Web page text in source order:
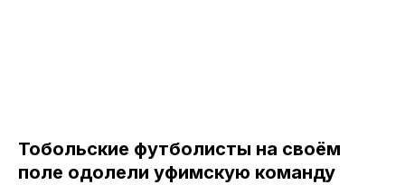
Тобольские футболисты на своём
поле одолели уфимскую команду